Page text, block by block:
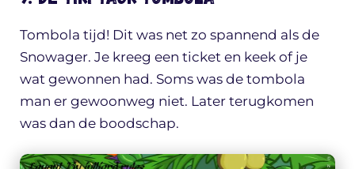
Tombola tijd! Dit was net zo spannend als de
Snowager. Je kreeg een ticket en keek of je
wat gewonnen had. Soms was de tombola
man er gewoonweg niet. Later terugkomen
was dan de boodschap.